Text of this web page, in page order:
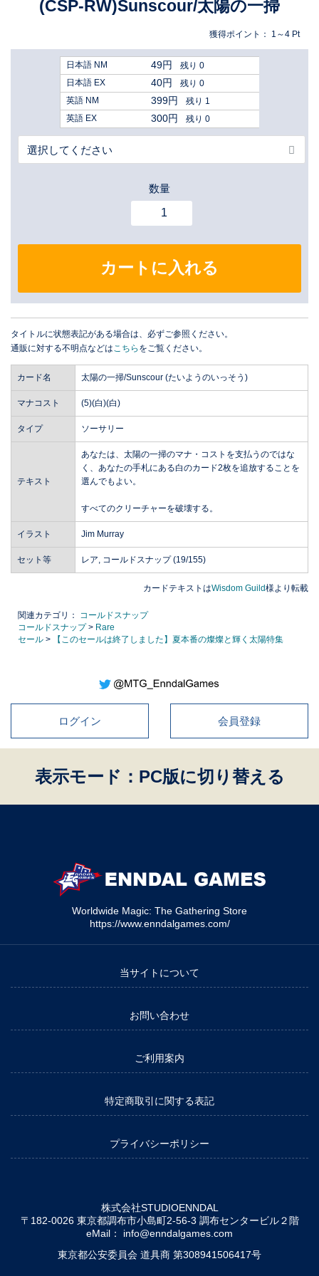
(CSP-RW)Sunscour/太陽の一掃
獲得ポイント： 1～4 Pt
日本語 NM 49円
残り 0
日本語 EX
40円
残り 0
英語 NM
399円
残り 1
英語 EX
300円 残り 0
数量
カートに入れる
タイトルに状態表記がある場合は、必ずご参照ください。
通販に対する不明点などは こちら をご覧ください。
カード名 太陽の一掃/Sunscour (たいようのいっそう)
マナコスト (5)(白)(白)
タイプ ソーサリー
テキスト
あなたは、太陽の一掃のマナ・コストを支払うのではな
く、あなたの手札にある白のカード2枚を追放することを
選んでもよい。
すべてのクリーチャーを破壊する。
イラスト Jim Murray
セット等 レア, コールドスナップ (19/155)
カードテキストはWisdom Guild様より転載
関連カテゴリ：
コールドスナップ
コールドスナップ> Rare
セール > 【このセールは終了しました】夏本番の燦燦と輝く太陽特集
ログイン 会員登録
表示モード：PC版に切り替える
Worldwide Magic: The Gathering Store
https://www.enndalgames.com/
当サイトについて
お問い合わせ
ご利用案内
特定商取引に関する表記
プライバシーポリシー
株式会社STUDIOENNDAL
〒182-0026 東京都調布市小島町2-56-3 調布センタービル２階
eMail： info@enndalgames.com
東京都公安委員会 道具商 第308941506417号